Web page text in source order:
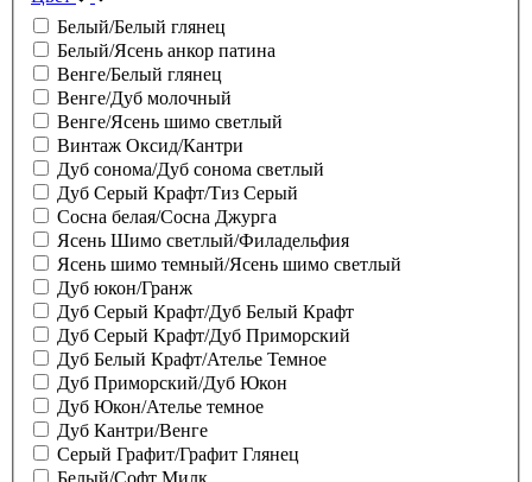
Белый/Белый глянец
Белый/Ясень анкор патина
Венге/Белый глянец
Венге/Дуб молочный
Венге/Ясень шимо светлый
Винтаж Оксид/Кантри
Дуб сонома/Дуб сонома светлый
Дуб Серый Крафт/Тиз Серый
Сосна белая/Сосна Джурга
Ясень Шимо светлый/Филадельфия
Ясень шимо темный/Ясень шимо светлый
Дуб юкон/Гранж
Дуб Серый Крафт/Дуб Белый Крафт
Дуб Серый Крафт/Дуб Приморский
Дуб Белый Крафт/Ателье Темное
Дуб Приморский/Дуб Юкон
Дуб Юкон/Ателье темное
Дуб Кантри/Венге
Серый Графит/Графит Глянец
Белый/Софт Милк